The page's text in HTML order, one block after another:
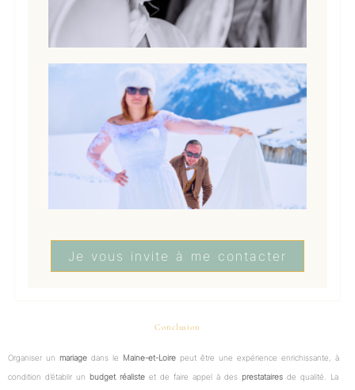
Je vous invite à me contacter
Conclusion
Organiser un mariage dans le Maine-et-Loire peut être une expérience enrichissante, à
condition d’établir un budget réaliste et de faire appel à des prestataires de qualité. La